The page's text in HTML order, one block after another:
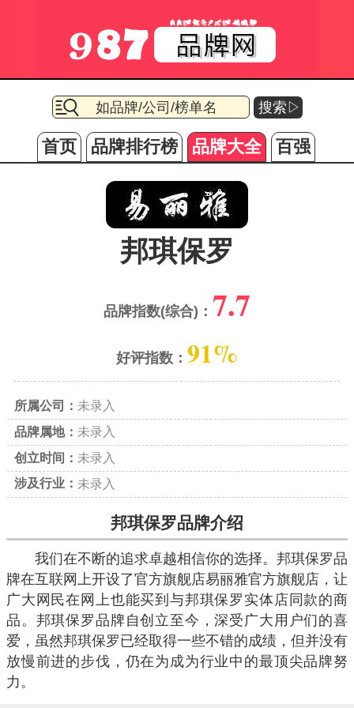
搜索▷
首页 品牌排行榜 品牌大全 百强
邦琪保罗
品牌指数(综合)： 7.7
好评指数： 91%
所属公司： 未录入
品牌属地： 未录入
创立时间： 未录入
涉及行业： 未录入
邦琪保罗品牌介绍
我们在不断的追求卓越相信你的选择。邦琪保罗品
牌在互联网上开设了官方旗舰店易丽雅官方旗舰店，让
广大网民在网上也能买到与邦琪保罗实体店同款的商
品。邦琪保罗品牌自创立至今，深受广大用户们的喜
爱，虽然邦琪保罗已经取得一些不错的成绩，但并没有
放慢前进的步伐，仍在为成为行业中的最顶尖品牌努
力。